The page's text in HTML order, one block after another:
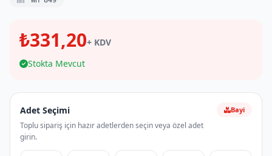
₺331,20+ KDV
Stokta Mevcut
Adet Seçimi
Toplu sipariş için hazır adetlerden seçin veya özel adet
girin.
Bayi